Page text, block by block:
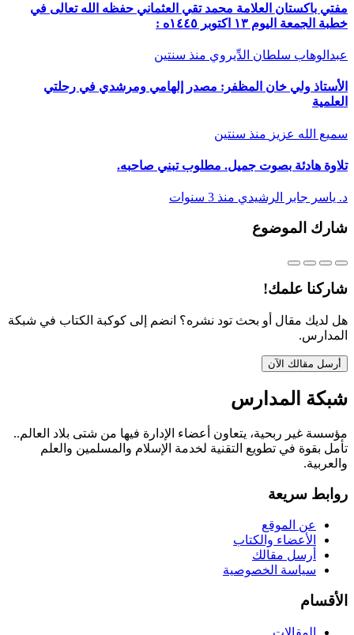
مفتي باكستان العلامة محمد تقي العثماني حفظه الله تعالى في
خطبة الجمعة اليوم ١٣ اكتوبر ١٤٤٥ه :
عبدالوهاب سلطان الدِّيروي منذ سنتين
الأستاذ ولي خان المظفر: مصدر إلهامي ومرشدي في رحلتي
العلمية
سميع الله عزيز منذ سنتين
تلاوة هادئة بصوت جميل. مطلوب تبني صاحبه.
د. ياسر جابر الرشيدي منذ 3 سنوات
شارك الموضوع
شاركنا علمك!
هل لديك مقال أو بحث تود نشره؟ انضم إلى كوكبة الكتاب في شبكة
المدارس.
أرسل مقالك الآن
شبكة المدارس
مؤسسة غير ربحية، يتعاون أعضاء الإدارة فيها من شتى بلاد العالم..
تأمل بقوة في تطويع التقنية لخدمة الإسلام والمسلمين والعلم
والعربية.
روابط سريعة
عن الموقع
الأعضاء والكتاب
أرسل مقالك
سياسة الخصوصية
الأقسام
المقالات